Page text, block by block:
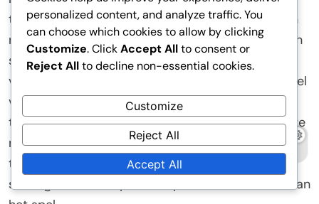
tactieken van hun tegenstanders, zich vaak in een
nadelige positie. Portugal’s afhankelijkheid van een
statische middenveldopstelling beperkte hun
vermogen om te reageren op het dynamische spel
van Duitsland, wat resulteerde in een
teleurstellende uitschakeling uit het toernooi. Deze
mislukkingen benadrukken de noodzaak van
tactische flexibiliteit en het vermogen om
strategieën aan te passen op basis van de flow van
personalized content, and analyze traffic. You
can choose which cookies to allow by clicking
Customize. ClickAccept Allto consent or
Reject Allto decline non-essential cookies.
Customize
Reject All
Accept All